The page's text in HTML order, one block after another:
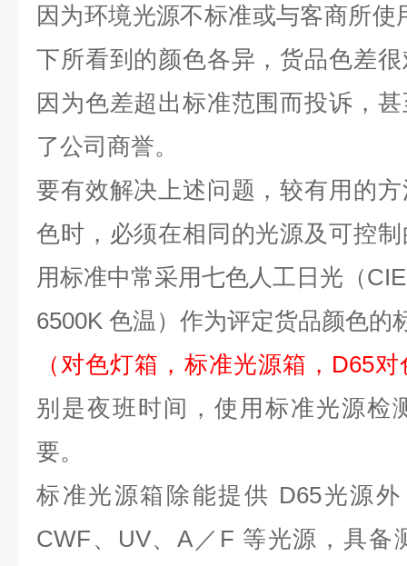
因为环境光源不标准或与客商所
下所看到的颜色各异，货品色差
因为色差超出标准范围而投诉，
了公司商誉。
要有效解决上述问题，较有用的
色时，必须在相同的光源及可控
用标准中常采用七色人工日光（
6500K 色温）作为评定货品颜色的
（对色灯箱，标准光源箱， D65对
别是夜班时间，使用标准光源检
要。
标准光源箱除能提供 D65光源
CWF、UV、A／F 等光源，具备